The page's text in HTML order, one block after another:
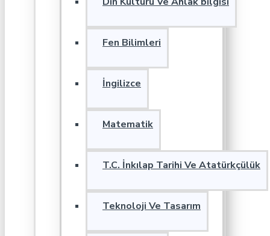
Fen Bilimleri
İngilizce
Matematik
T.C. İnkılap Tarihi Ve Atatürkçülük
Teknoloji Ve Tasarım